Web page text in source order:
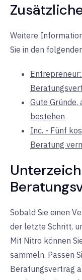
Weitere
Sie in den
Gute
bestehen
Inc. - Fünf
Beratung
Sobald Sie einen
der letzte Schritt,
Mit Nitro können
sammeln. Passen
Beratungsvertrag